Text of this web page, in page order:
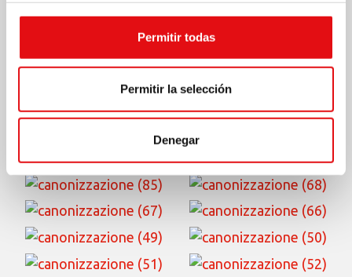
Permitir todas
Permitir la selección
Denegar